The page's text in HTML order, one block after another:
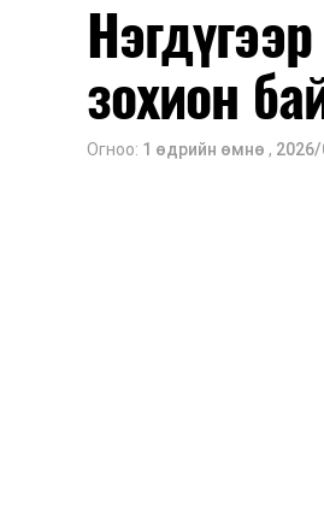
зохион
Огноо: 1 өдрийн өмнө ,